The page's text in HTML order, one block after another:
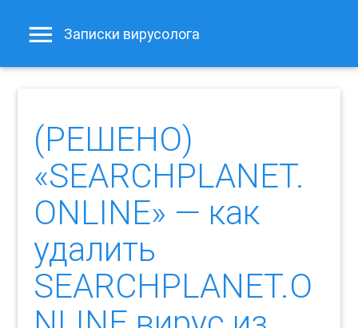
Записки вирусолога
(РЕШЕНО)
«SEARCHPLANET.
ONLINE» — как
удалить
SEARCHPLANET.O